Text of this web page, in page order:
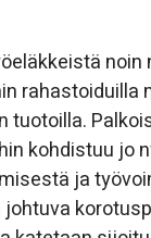
noin
rahastoiduilla
tuotoilla.
kohdistuu jo
ja